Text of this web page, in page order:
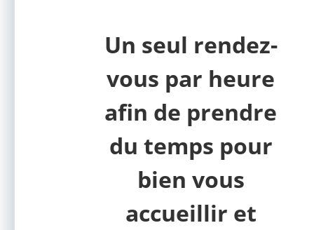
Un seul rendez-
vous par heure
afin de prendre
du temps pour
bien vous
accueillir et